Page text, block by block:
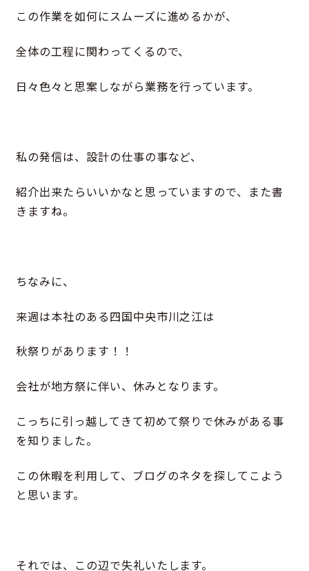
この作業を如何にスムーズに進めるかが、
全体の工程に関わってくるので、
日々色々と思案しながら業務を行っています。
私の発信は、設計の仕事の事など、
紹介出来たらいいかなと思っていますので、また書
きますね。
ちなみに、
来週は本社のある四国中央市川之江は
秋祭りがあります！！
会社が地方祭に伴い、休みとなります。
こっちに引っ越してきて初めて祭りで休みがある事
を知りました。
この休暇を利用して、ブログのネタを探してこよう
と思います。
それでは、この辺で失礼いたします。